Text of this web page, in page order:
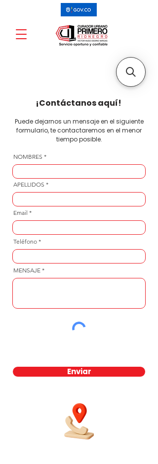
¡Contáctanos aquí!
Puede dejarnos un mensaje en el siguiente
formulario, te contactaremos en el menor
tiempo posible.
NOMBRES
APELLIDOS
Email
Teléfono
MENSAJE
Enviar